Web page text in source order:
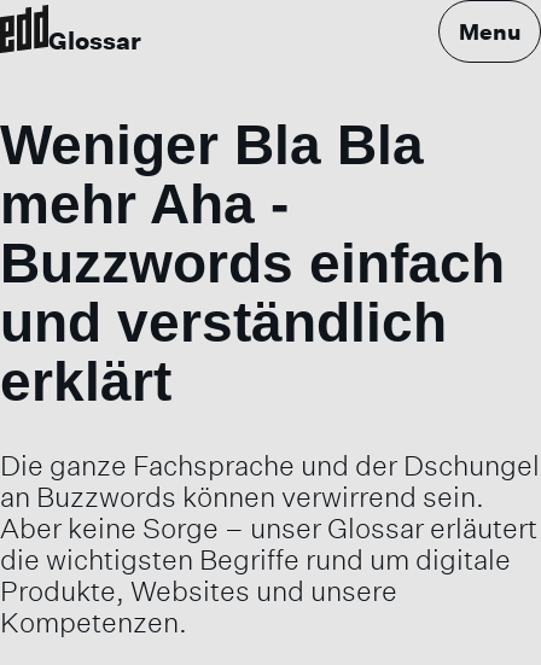
Menu
Glossar
Weniger Bla Bla
mehr Aha -
Buzzwords einfach
und verständlich
erklärt
Die ganze Fachsprache und der Dschungel
an Buzzwords können verwirrend sein.
Aber keine Sorge – unser Glossar erläutert
die wichtigsten Begriffe rund um digitale
Produkte, Websites und unsere
Kompetenzen.